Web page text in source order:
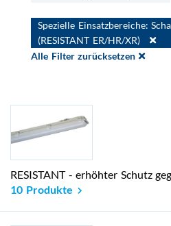
Spezielle Einsatzbereiche:
(RESISTANT ER/HR/XR)
Alle Filter zurücksetzen
RESISTANT - erhöhter Schutz
10 Produkte